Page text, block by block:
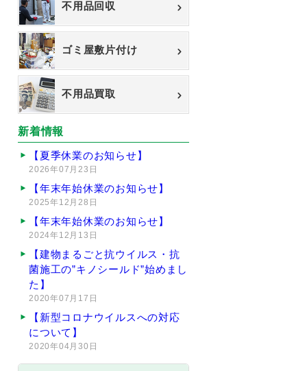
不用品回収
ゴミ屋敷片付け
不用品買取
新着情報
【夏季休業のお知らせ】
2026年07月23日
【年末年始休業のお知らせ】
2025年12月28日
【年末年始休業のお知らせ】
2024年12月13日
【建物まるごと抗ウイルス・抗
菌施工の”キノシールド”始めまし
た】
2020年07月17日
【新型コロナウイルスへの対応
について】
2020年04月30日